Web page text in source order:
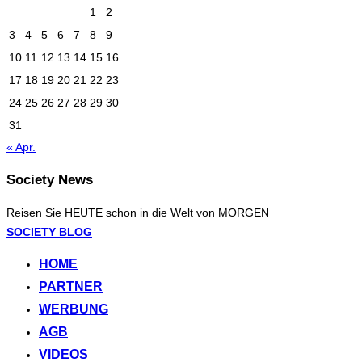
1
2
3
4 5 6 7 8
9
10 11 12 13 14 15 16
17 18 19 20 21 22 23
24 25 26 27 28 29 30
31
« Apr.
Society News
Reisen Sie HEUTE schon in die Welt von MORGEN
Zum
springen
SOCIETY BLOG
HOME
PARTNER
WERBUNG
AGB
VIDEOS